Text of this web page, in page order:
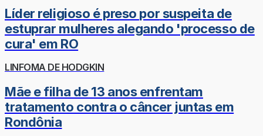
Líder religioso é preso por suspeita de
estuprar mulheres alegando 'processo de
cura' em RO
LINFOMA DE HODGKIN
Mãe e filha de 13 anos enfrentam
tratamento contra o câncer juntas em
Rondônia